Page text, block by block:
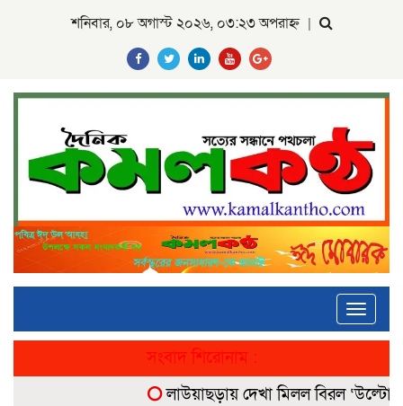
শনিবার, ০৮ অগাস্ট ২০২৬, ০৩:২৩ অপরাহ্ন |
Toggle
সংবাদ শিরোনাম :
লাউয়াছড়ায় দেখা মিলল বিরল ‘উল্টোলেজি’